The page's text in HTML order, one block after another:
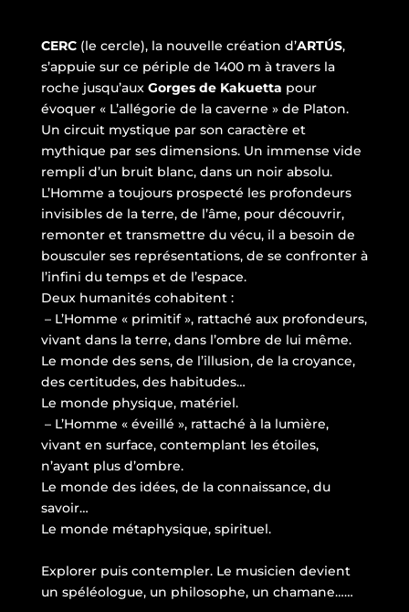
CERC(le cercle), la nouvelle création d’ARTÚS,
s’appuie sur ce périple de 1400 m à travers la
roche jusqu’aux Gorges de Kakuetta pour
évoquer « L’allégorie de la caverne » de Platon.
Un circuit mystique par son caractère et
mythique par ses dimensions. Un immense vide
rempli d’un bruit blanc, dans un noir absolu.
L’Homme a toujours prospecté les profondeurs
invisibles de la terre, de l’âme, pour découvrir,
remonter et transmettre du vécu, il a besoin de
bousculer ses représentations, de se confronter à
l’infini du temps et de l’espace.
Deux humanités cohabitent :
– L’Homme « primitif », rattaché aux profondeurs,
vivant dans la terre, dans l’ombre de lui même.
Le monde des sens, de l’illusion, de la croyance,
des certitudes, des habitudes…
Le monde physique, matériel.
– L’Homme « éveillé », rattaché à la lumière,
vivant en surface, contemplant les étoiles,
n’ayant plus d’ombre.
Le monde des idées, de la connaissance, du
savoir…
Le monde métaphysique, spirituel.
Explorer puis contempler. Le musicien devient
un spéléologue, un philosophe, un chamane……